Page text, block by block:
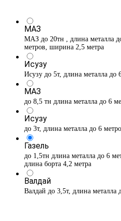
МАЗ
МАЗ до 20тн , длина металла
метров, ширина 2,5 метра
Исузу
Исузу до 5т, длина металла до
МАЗ
до 8,5 тн длина металла до 6
Исузу
до 3т, длина металла до 6
Газель
до 1,5тн длина металла до 6
длина борта 4,2 метра
Валдай
Валдай до 3,5т, длина металла